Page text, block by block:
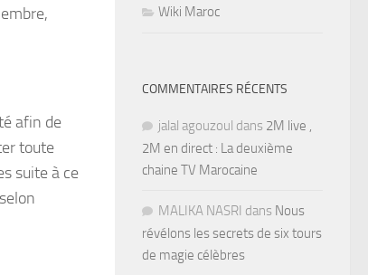
afin de
toute
suite à ce
Wiki Maroc
COMMENTAIRES RÉCENTS
jalal agouzoul dans 2M live ,
2M en direct : La deuxième
chaine TV Marocaine
MALIKA NASRI dans Nous
révélons les secrets de six tours
de magie célèbres